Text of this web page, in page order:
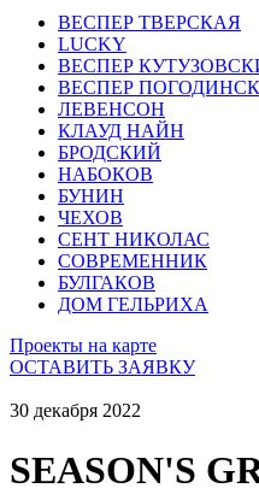
ВЕСПЕР ТВЕРСКАЯ
LUCKY
ВЕСПЕР
ВЕСПЕР
ЛЕВЕНСОН
КЛАУД НАЙН
БРОДСКИЙ
НАБОКОВ
БУНИН
ЧЕХОВ
СЕНТ НИКОЛАС
СОВРЕМЕННИК
БУЛГАКОВ
ДОМ ГЕЛЬРИХА
Проекты на карте
ОСТАВИТЬ ЗАЯВКУ
30 декабря 2022
SEASON'S